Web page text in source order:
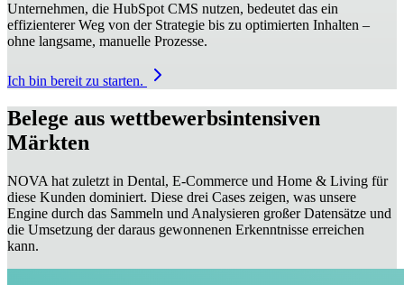
Unternehmen, die HubSpot CMS nutzen, bedeutet das ein
effizienterer Weg von der Strategie bis zu optimierten Inhalten –
ohne langsame, manuelle Prozesse.
Ich bin bereit zu starten.
Belege aus wettbewerbsintensiven
Märkten
NOVA hat zuletzt in Dental, E-Commerce und Home & Living für
diese Kunden dominiert. Diese drei Cases zeigen, was unsere
Engine durch das Sammeln und Analysieren großer Datensätze und
die Umsetzung der daraus gewonnenen Erkenntnisse erreichen
kann.